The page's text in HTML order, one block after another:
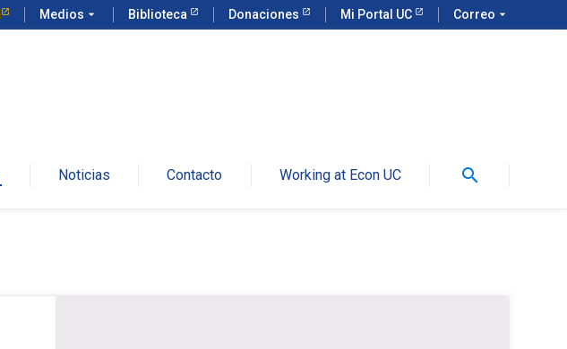
Medios arrow_drop_down Biblioteca Donaciones Mi Portal UC Correo arrow_drop_down
Noticias Contacto Working at Econ UC search